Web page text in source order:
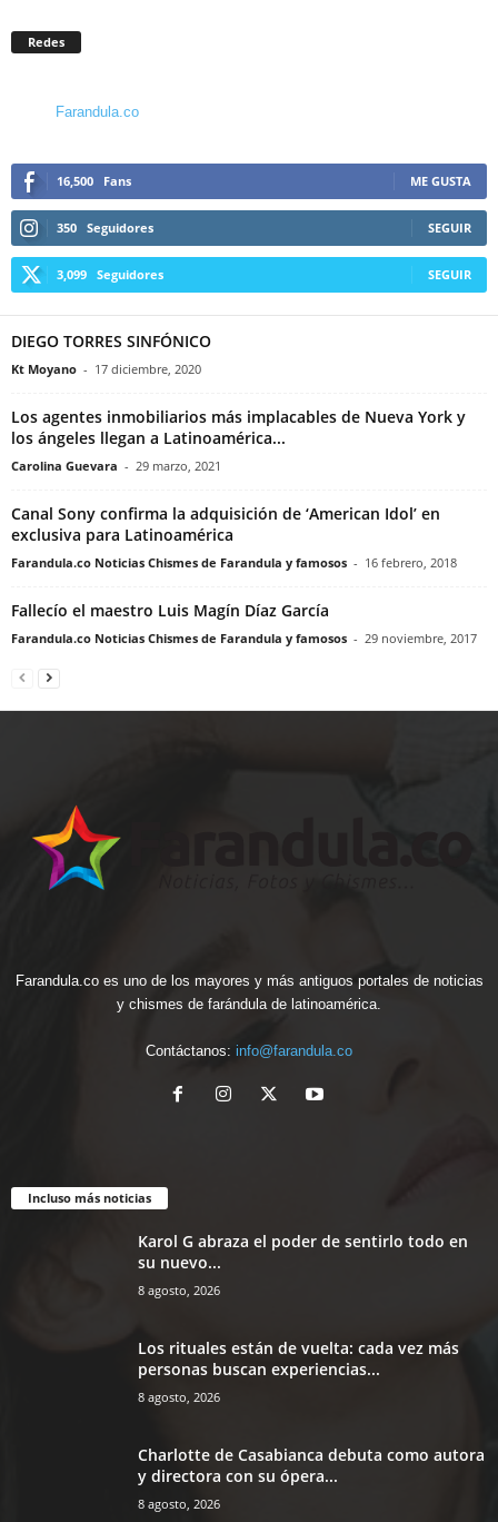
Redes
Farandula.co
16,500 Fans ME GUSTA
350 Seguidores SEGUIR
3,099 Seguidores SEGUIR
DIEGO TORRES SINFÓNICO
Kt Moyano - 17 diciembre, 2020
Los agentes inmobiliarios más implacables de Nueva York y
los ángeles llegan a Latinoamérica...
Carolina Guevara - 29 marzo, 2021
Canal Sony confirma la adquisición de ‘American Idol’ en
exclusiva para Latinoamérica
Farandula.co Noticias Chismes de Farandula y famosos - 16 febrero, 2018
Fallecío el maestro Luis Magín Díaz García
Farandula.co Noticias Chismes de Farandula y famosos - 29 noviembre, 2017
Farandula.co es uno de los mayores y más antiguos portales de noticias
y chismes de farándula de latinoamérica.
Contáctanos: info@farandula.co
Incluso más noticias
Karol G abraza el poder de sentirlo todo en
su nuevo...
8 agosto, 2026
Los rituales están de vuelta: cada vez más
personas buscan experiencias...
8 agosto, 2026
Charlotte de Casabianca debuta como autora
y directora con su ópera...
8 agosto, 2026